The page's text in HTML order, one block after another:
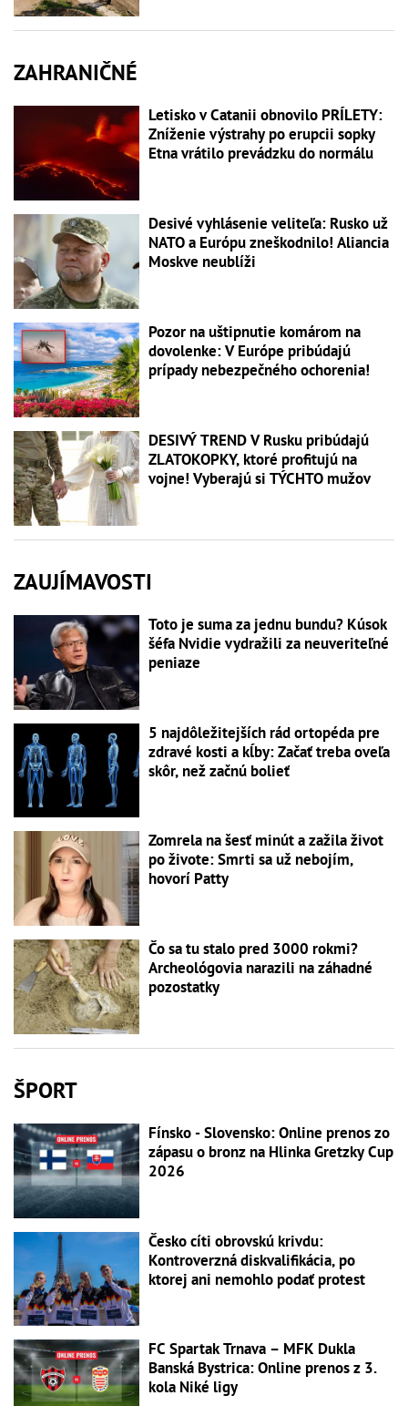
ZAHRANIČNÉ
Letisko v Catanii obnovilo PRÍLETY:
Zníženie výstrahy po erupcii sopky
Etna vrátilo prevádzku do normálu
Desivé vyhlásenie veliteľa: Rusko už
NATO a Európu zneškodnilo! Aliancia
Moskve neublíži
Pozor na uštipnutie komárom na
dovolenke: V Európe pribúdajú
prípady nebezpečného ochorenia!
DESIVÝ TREND V Rusku pribúdajú
ZLATOKOPKY, ktoré profitujú na
vojne! Vyberajú si TÝCHTO mužov
ZAUJÍMAVOSTI
Toto je suma za jednu bundu? Kúsok
šéfa Nvidie vydražili za neuveriteľné
peniaze
5 najdôležitejších rád ortopéda pre
zdravé kosti a kĺby: Začať treba oveľa
skôr, než začnú bolieť
Zomrela na šesť minút a zažila život
po živote: Smrti sa už nebojím,
hovorí Patty
Čo sa tu stalo pred 3000 rokmi?
Archeológovia narazili na záhadné
pozostatky
ŠPORT
Fínsko - Slovensko: Online prenos zo
zápasu o bronz na Hlinka Gretzky Cup
2026
Česko cíti obrovskú krivdu:
Kontroverzná diskvalifikácia, po
ktorej ani nemohlo podať protest
FC Spartak Trnava – MFK Dukla
Banská Bystrica: Online prenos z 3.
kola Niké ligy